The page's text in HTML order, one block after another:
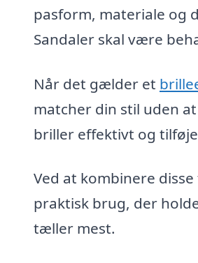
pasform, materiale og
Sandaler skal være
Når det gælder et
matcher din stil uden
briller effektivt og
Ved at kombinere
praktisk brug, der
tæller mest.